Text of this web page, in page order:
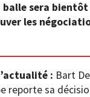
balle sera
les
: Bart
reporte sa